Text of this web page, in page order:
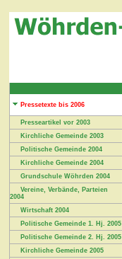
Pressetexte bis 2006
Presseartikel vor 2003
Kirchliche Gemeinde 2003
Politische Gemeinde 2004
Kirchliche Gemeinde 2004
Grundschule Wöhrden 2004
Vereine, Verbände, Parteien
2004
Wirtschaft 2004
Politische Gemeinde 1. Hj. 2005
Politische Gemeinde 2. Hj. 2005
Kirchliche Gemeinde 2005